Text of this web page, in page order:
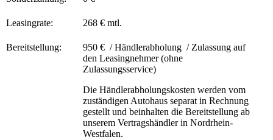
Leasingrate: 268 € mtl.
Bereitstellung:
950 € / Händlerabholung / Zulassung auf
den Leasingnehmer (ohne
Zulassungsservice)
Die Händlerabholungskosten werden vom
zuständigen Autohaus separat in Rechnung
gestellt und beinhalten die Bereitstellung ab
unserem Vertragshändler in Nordrhein-
Westfalen.